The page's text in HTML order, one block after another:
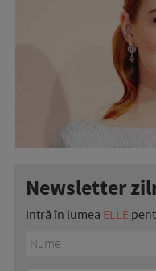
Newsletter
Intră în lumea ELLE